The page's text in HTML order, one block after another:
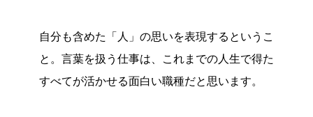
自分も含めた「人」の思いを表現するというこ
と。言葉を扱う仕事は、これまでの人生で得た
すべてが活かせる面白い職種だと思います。